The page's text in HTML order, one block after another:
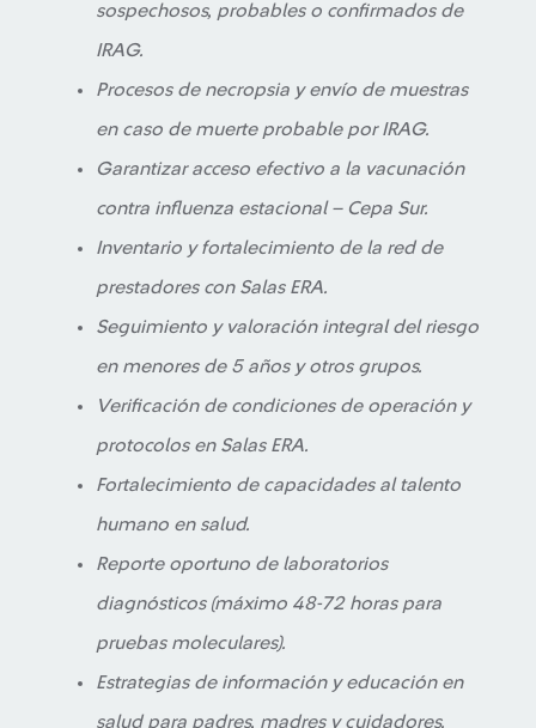
sospechosos, probables o confirmados de
IRAG.
Procesos de necropsia y envío de muestras
en caso de muerte probable por IRAG.
Garantizar acceso efectivo a la vacunación
contra influenza estacional – Cepa Sur.
Inventario y fortalecimiento de la red de
prestadores con Salas ERA.
Seguimiento y valoración integral del riesgo
en menores de 5 años y otros grupos.
Verificación de condiciones de operación y
protocolos en Salas ERA.
Fortalecimiento de capacidades al talento
humano en salud.
Reporte oportuno de laboratorios
diagnósticos (máximo 48-72 horas para
pruebas moleculares).
Estrategias de información y educación en
salud para padres, madres y cuidadores.